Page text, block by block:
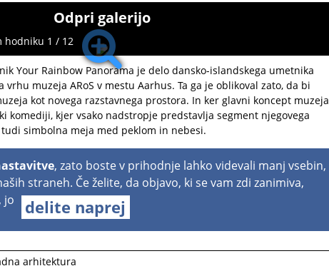
Odpri galerijo
hodniku 1 / 12
Your Rainbow Panorama je delo dansko-islandskega umetnika
muzeja ARoS v mestu Aarhus. Ta ga je oblikoval zato, da bi
kot novega razstavnega prostora. In ker glavni koncept muzeja
komediji, kjer vsako nadstropje predstavlja segment njegovega
simbolna meja med peklom in nebesi.
, zato boste v prihodnje lahko videvali manj vsebin,
straneh. Če želite, da objavo, ki se vam zdi zanimiva,
jo
delite naprej
arhitektura